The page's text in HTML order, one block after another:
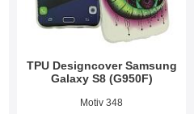
TPU Designcover Samsung
Galaxy S8 (G950F)
Varenr 25661Motiv 348